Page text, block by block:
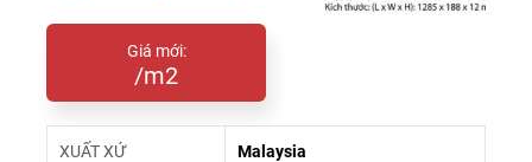
Giá mới:
/m2
XUẤT XỨ Malaysia